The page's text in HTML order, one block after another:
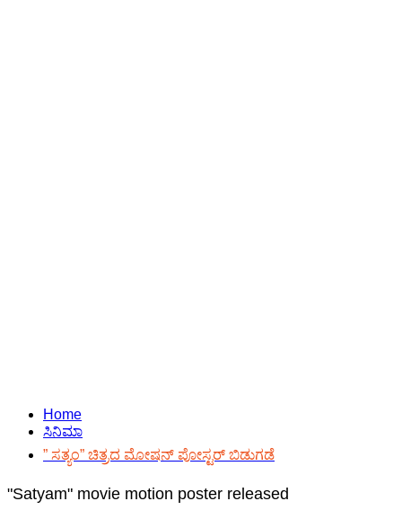
Home
ಸಿನಿಮಾ
” ಸತ್ಯಂ” ಚಿತ್ರದ ಮೋಷನ್ ಪೋಸ್ಟರ್ ಬಿಡುಗಡೆ
"Satyam" movie motion poster released